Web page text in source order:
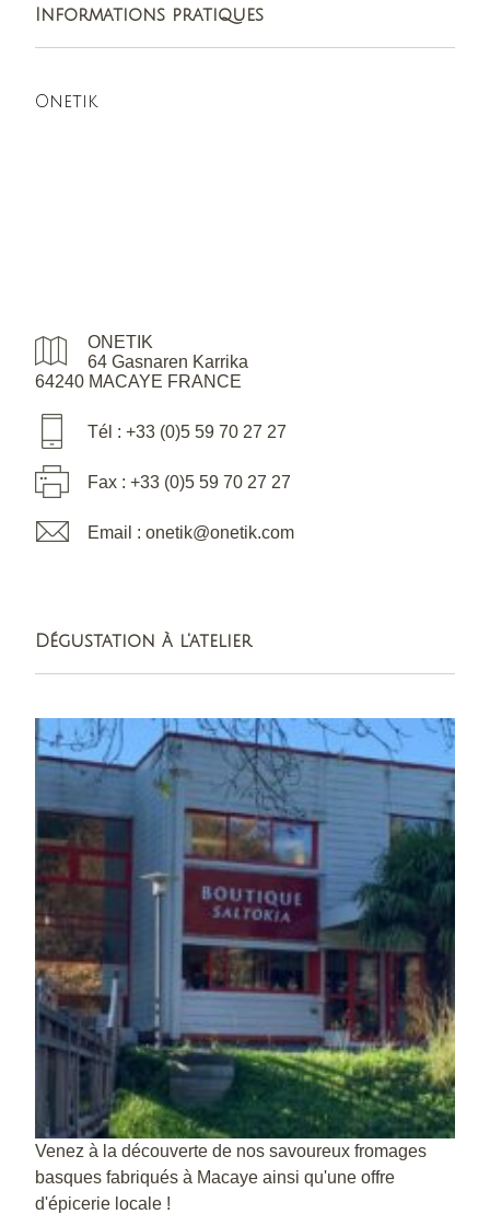
Informations pratiques
Onetik
ONETIK
64 Gasnaren Karrika
64240 MACAYE FRANCE
Tél : +33 (0)5 59 70 27 27
Fax : +33 (0)5 59 70 27 27
Email : onetik@onetik.com
Dégustation à l'atelier
Venez à la découverte de nos savoureux fromages
basques fabriqués à Macaye ainsi qu'une offre
d'épicerie locale !